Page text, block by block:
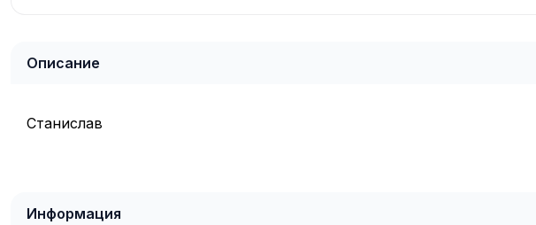
Описание
Станислав
Информация